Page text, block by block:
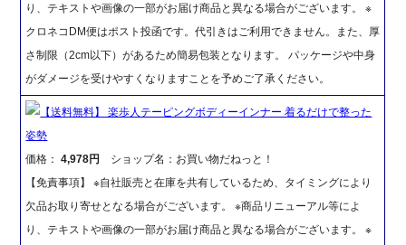
り、テキストや画像の一部がお届け商品と異なる場合がございます。 ※
クロネコDM便はポスト投函です。代引きはご利用できません。また、厚
さ制限（2cm以下）があるため簡易包装となります。 パッケージや中身
がダメージを受けやすくなりますことを予めご了承ください。
【送料無料】 楽歩人テーピングボディーインナー 着るだけで整った
姿勢
価格：4,978円
ショップ名：お買い物だねっと！
【免責事項】 ※自社販売と在庫を共有しているため、タイミングにより
欠品お取り寄せとなる場合がございます。 ※商品リニューアル等によ
り、テキストや画像の一部がお届け商品と異なる場合がございます。 ※